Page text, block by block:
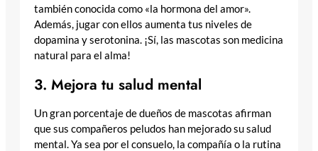
también conocida como «la hormona del amor».
Además, jugar con ellos aumenta tus niveles de
dopamina y serotonina. ¡Sí, las mascotas son medicina
natural para el alma!
3. Mejora tu salud mental
Un gran porcentaje de dueños de mascotas afirman
que sus compañeros peludos han mejorado su salud
mental. Ya sea por el consuelo, la compañía o la rutina